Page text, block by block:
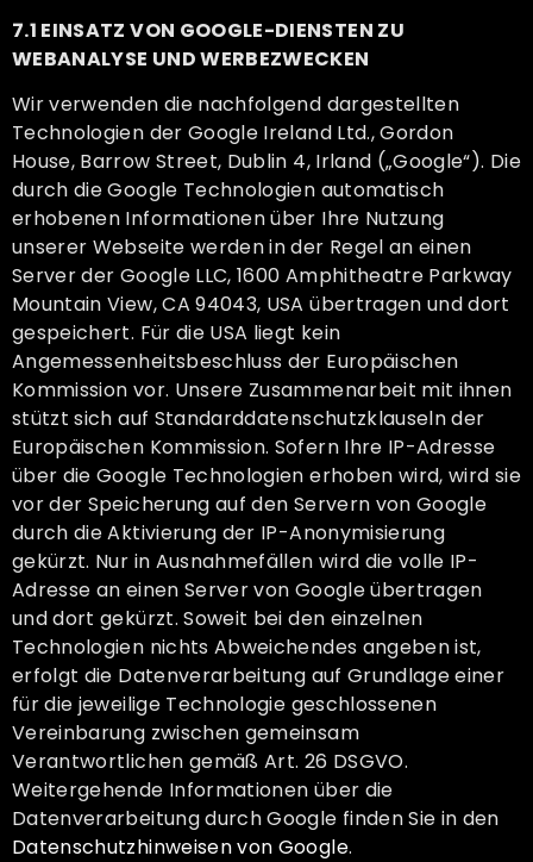
7.1 EINSATZ VON GOOGLE-DIENSTEN ZU
WEBANALYSE UND WERBEZWECKEN
Wir verwenden die nachfolgend dargestellten
Technologien der Google Ireland Ltd., Gordon
House, Barrow Street, Dublin 4, Irland („Google“). Die
durch die Google Technologien automatisch
erhobenen Informationen über Ihre Nutzung
unserer Webseite werden in der Regel an einen
Server der Google LLC, 1600 Amphitheatre Parkway
Mountain View, CA 94043, USA übertragen und dort
gespeichert. Für die USA liegt kein
Angemessenheitsbeschluss der Europäischen
Kommission vor. Unsere Zusammenarbeit mit ihnen
stützt sich auf Standarddatenschutzklauseln der
Europäischen Kommission. Sofern Ihre IP-Adresse
über die Google Technologien erhoben wird, wird sie
vor der Speicherung auf den Servern von Google
durch die Aktivierung der IP-Anonymisierung
gekürzt. Nur in Ausnahmefällen wird die volle IP-
Adresse an einen Server von Google übertragen
und dort gekürzt. Soweit bei den einzelnen
Technologien nichts Abweichendes angeben ist,
erfolgt die Datenverarbeitung auf Grundlage einer
für die jeweilige Technologie geschlossenen
Vereinbarung zwischen gemeinsam
Verantwortlichen gemäß Art. 26 DSGVO.
Weitergehende Informationen über die
Datenverarbeitung durch Google finden Sie in den
Datenschutzhinweisen von Google.